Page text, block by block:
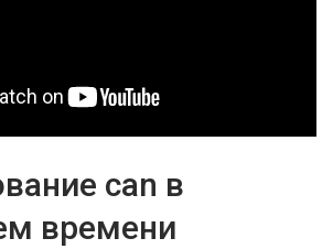
can в
времени